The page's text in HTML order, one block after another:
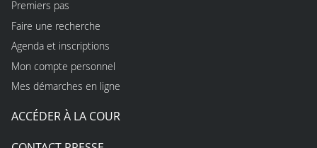
Premiers pas
Faire une recherche
Agenda et inscriptions
Mon compte personnel
Mes démarches en ligne
ACCÉDER À LA COUR